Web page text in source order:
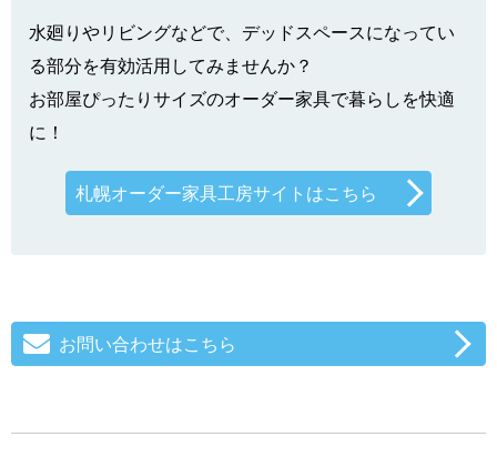
水廻りやリビングなどで、デッドスペースになってい
る部分を有効活用してみませんか？
お部屋ぴったりサイズのオーダー家具で暮らしを快適
に！
札幌オーダー家具工房サイトはこちら
お問い合わせはこちら